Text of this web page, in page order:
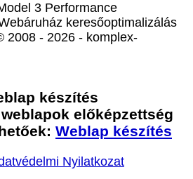
3 Performance
keresőoptimalizálás
2008 - 2026 - komplex-
készítés
előképzettség
Weblap készítés
Nyilatkozat